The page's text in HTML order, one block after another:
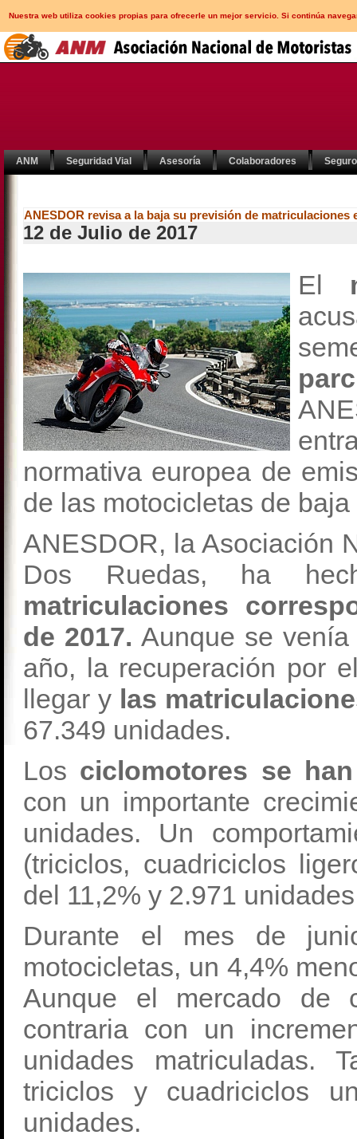
Nuestra web utiliza cookies propias para ofrecerle un mejor servicio. Si continúa
ANM Seguridad Vial Asesoría Colaboradores
ANESDOR revisa a la baja su previsión de matriculaciones
12 de Julio de 2017
El
normativa europea de
de las motocicletas de
ANESDOR, la Asociación
Dos Ruedas, ha
matriculaciones
de 2017.Aunque se
año, la recuperación por
llegar y las
67.349 unidades.
Los ciclomotores se
con un importante
unidades. Un
(triciclos, cuadriciclos
del 11,2% y 2.971
Durante el mes de
motocicletas, un 4,4%
Aunque el mercado de
contraria con un
unidades matriculadas.
triciclos y cuadriciclos
unidades.